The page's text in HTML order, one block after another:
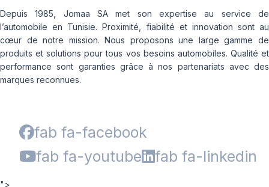
Depuis 1985, Jomaa SA met son expertise au service de
l’automobile en Tunisie. Proximité, fiabilité et innovation sont au
cœur de notre mission. Nous proposons une large gamme de
produits et solutions pour tous vos besoins automobiles. Qualité et
performance sont garanties grâce à nos partenariats avec des
marques reconnues.
fab fa-facebook
fab fa-youtube
fab fa-linkedin
">